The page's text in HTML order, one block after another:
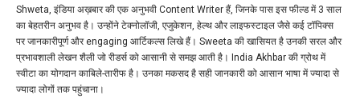
Shweta, इंडिया अख़बार की एक अनुभवी Content Writer हैं, जिनके पास इस फील्ड में 3 साल
का बेहतरीन अनुभव है। उन्होंने टेक्नोलॉजी, एजुकेशन, हेल्थ और लाइफस्टाइल जैसे कई टॉपिक्स
पर जानकारीपूर्ण और engaging आर्टिकल्स लिखे हैं। Sweeta की खासियत है उनकी सरल और
प्रभावशाली लेखन शैली जो रीडर्स को आसानी से समझ आती है। India Akhbar की ग्रोथ में
स्वीटा का योगदान काबिले-तारीफ है। उनका मकसद है सही जानकारी को आसान भाषा में ज्यादा से
ज्यादा लोगों तक पहुंचाना।